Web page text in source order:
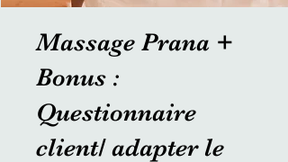
Massage Prana +
Bonus :
Questionnaire
client/ adapter le